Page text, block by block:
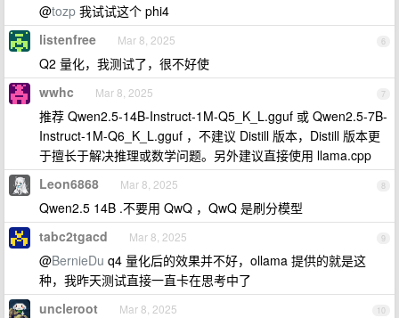
@tozp 我试试这个 phi4
6
listenfree Mar 8, 2025
Q2 量化，我测试了，很不好使
7
wwhc Mar 8, 2025
推荐 Qwen2.5-14B-Instruct-1M-Q5_K_L.gguf 或 Qwen2.5-7B-
Instruct-1M-Q6_K_L.gguf ，不建议 Distill 版本，Distill 版本更
于擅长于解决推理或数学问题。另外建议直接使用 llama.cpp
8
Leon6868 Mar 8, 2025
Qwen2.5 14B .不要用 QwQ ，QwQ 是刷分模型
9
tabc2tgacd Mar 8, 2025
@BernieDu q4 量化后的效果并不好，ollama 提供的就是这
种，我昨天测试直接一直卡在思考中了
10
uncleroot Mar 8, 2025